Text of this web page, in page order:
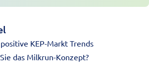
KEP-Markt Trends
das Milkrun-Konzept?